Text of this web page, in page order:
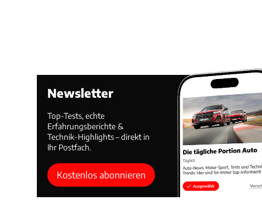
Newsletter
Top-Tests, echte
Erfahrungsberichte &
Technik-Highlights – direkt in
Ihr Postfach.
Kostenlos abonnieren